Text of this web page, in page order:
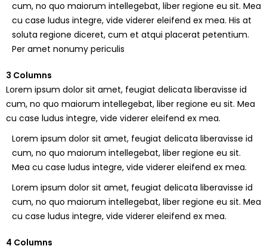
cum, no quo maiorum intellegebat, liber regione eu sit. Mea
cu case ludus integre, vide viderer eleifend ex mea. His at
soluta regione diceret, cum et atqui placerat petentium.
Per amet nonumy periculis
3 Columns
Lorem ipsum dolor sit amet, feugiat delicata liberavisse id
cum, no quo maiorum intellegebat, liber regione eu sit. Mea
cu case ludus integre, vide viderer eleifend ex mea.
Lorem ipsum dolor sit amet, feugiat delicata liberavisse id
cum, no quo maiorum intellegebat, liber regione eu sit.
Mea cu case ludus integre, vide viderer eleifend ex mea.
Lorem ipsum dolor sit amet, feugiat delicata liberavisse id
cum, no quo maiorum intellegebat, liber regione eu sit. Mea
cu case ludus integre, vide viderer eleifend ex mea.
4 Columns